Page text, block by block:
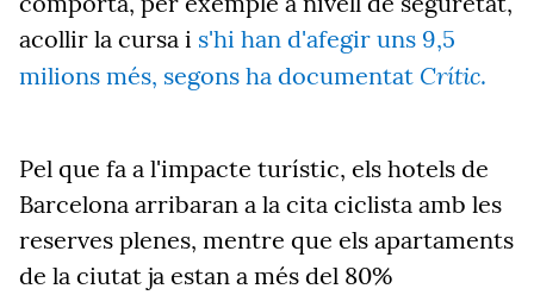
acollir la cursa i s'hi han d'afegir uns 9,5
milions més, segons ha documentat Crític.
Pel que fa a l'impacte turístic, els hotels de
Barcelona arribaran a la cita ciclista amb les
reserves plenes, mentre que els apartaments
de la ciutat ja estan a més del 80%